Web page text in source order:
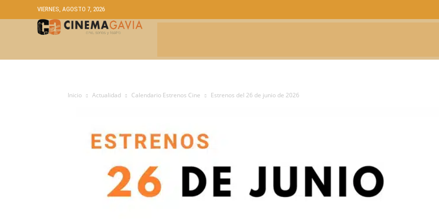
VIERNES, AGOSTO 7, 2026
Inicio Actualidad Calendario Estrenos Cine Estrenos del 26 de junio de 2026